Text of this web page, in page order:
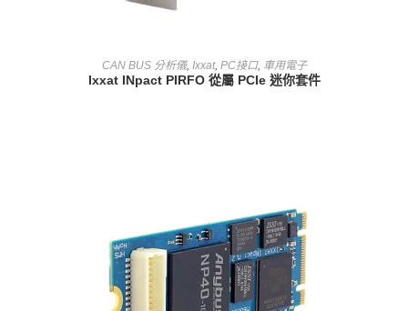
查看內容
CAN BUS 分析儀, Ixxat, PC接口, 車用電子
Ixxat INpact PIRFO 從屬 PCIe 迷你套件